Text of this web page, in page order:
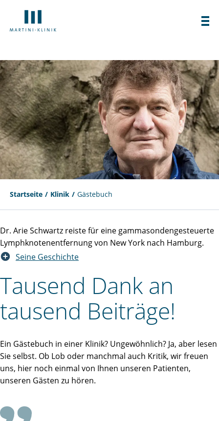
Startseite Klinik Gästebuch
Dr. Arie Schwartz reiste für eine gammasondengesteuerte
Lymphknotenentfernung von New York nach Hamburg.
Seine Geschichte
Tausend Dank an
tausend Beiträge!
Ein Gästebuch in einer Klinik? Ungewöhnlich? Ja, aber lesen
Sie selbst. Ob Lob oder manchmal auch Kritik, wir freuen
uns, hier noch einmal von Ihnen unseren Patienten,
unseren Gästen zu hören.